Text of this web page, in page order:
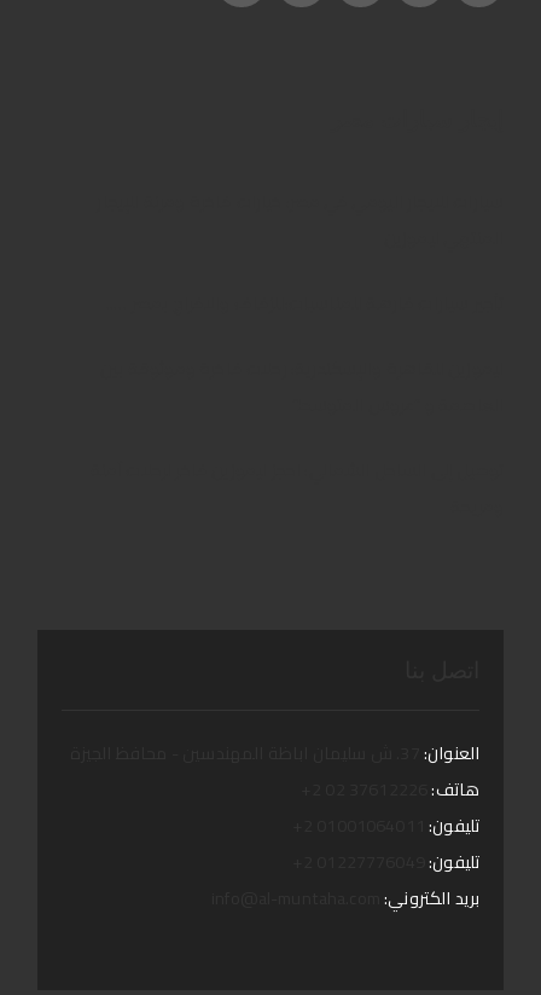
العنوان:
هاتف:
تليفون:
تليفون:
بريد الكتروني: